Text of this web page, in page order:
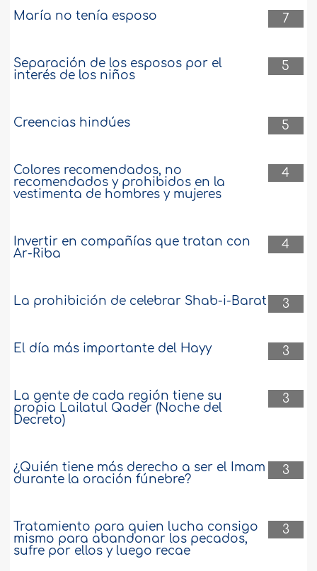
7
María no tenía esposo
5
Separación de los esposos por el
interés de los niños
5
Creencias hindúes
4
Colores recomendados, no
recomendados y prohibidos en la
vestimenta de hombres y mujeres
4
Invertir en compañías que tratan con
Ar-Riba
3
La prohibición de celebrar Shab-i-Barat
3
El día más importante del Hayy
3
La gente de cada región tiene su
propia Lailatul Qader (Noche del
Decreto)
3
¿Quién tiene más derecho a ser el Imam
durante la oración fúnebre?
3
Tratamiento para quien lucha consigo
mismo para abandonar los pecados,
sufre por ellos y luego recae